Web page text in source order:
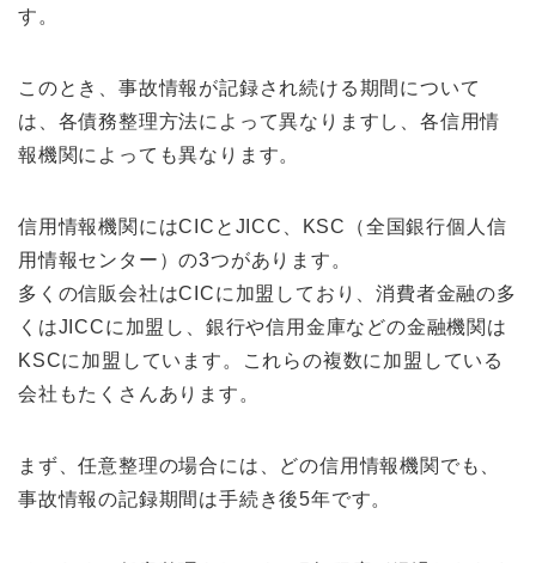
す。
このとき、事故情報が記録され続ける期間について
は、各債務整理方法によって異なりますし、各信用情
報機関によっても異なります。
信用情報機関にはCICとJICC、KSC（全国銀行個人信
用情報センター）の3つがあります。
多くの信販会社はCICに加盟しており、消費者金融の多
くはJICCに加盟し、銀行や信用金庫などの金融機関は
KSCに加盟しています。これらの複数に加盟している
会社もたくさんあります。
まず、任意整理の場合には、どの信用情報機関でも、
事故情報の記録期間は手続き後5年です。